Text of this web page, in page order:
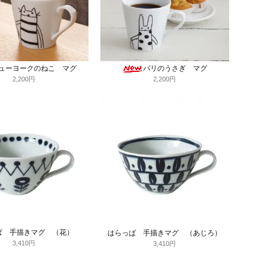
ーヨークのねこ マグ
2,200円
パリのうさぎ マグ
2,200円
手描きマグ （花）
3,410円
はらっぱ 手描きマグ （あじろ）
3,410円